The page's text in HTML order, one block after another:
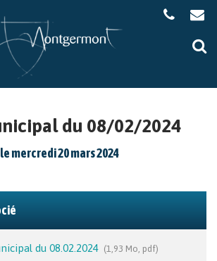
du 08/02/2024
mercredi 20 mars 2024
du 08.02.2024 1,93 Mo, pdf